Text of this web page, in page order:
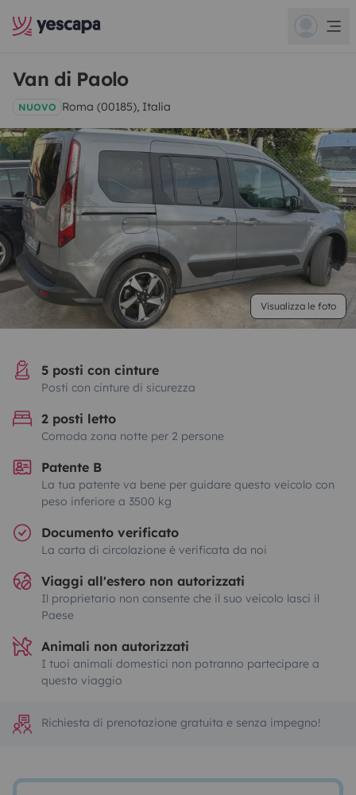
Van di Paolo
NUOVO Roma (00185), Italia
Visualizza le foto
5 posti con cinture
Posti con cinture di sicurezza
2 posti letto
Comoda zona notte per 2 persone
Patente B
La tua patente va bene per guidare questo veicolo con
peso inferiore a 3500 kg
Documento verificato
La carta di circolazione è verificata da noi
Viaggi all'estero non autorizzati
Il proprietario non consente che il suo veicolo lasci il
Paese
Animali non autorizzati
I tuoi animali domestici non potranno partecipare a
questo viaggio
Richiesta di prenotazione gratuita e senza impegno!